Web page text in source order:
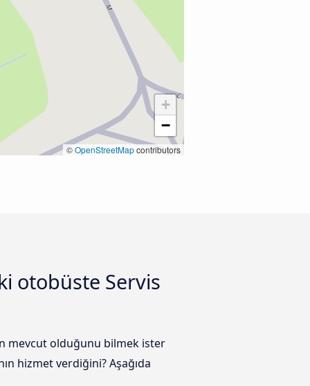
+
−
©OpenStreetMapcontributors
otobüste Servis
mevcut olduğunu bilmek ister
hizmet verdiğini? Aşağıda